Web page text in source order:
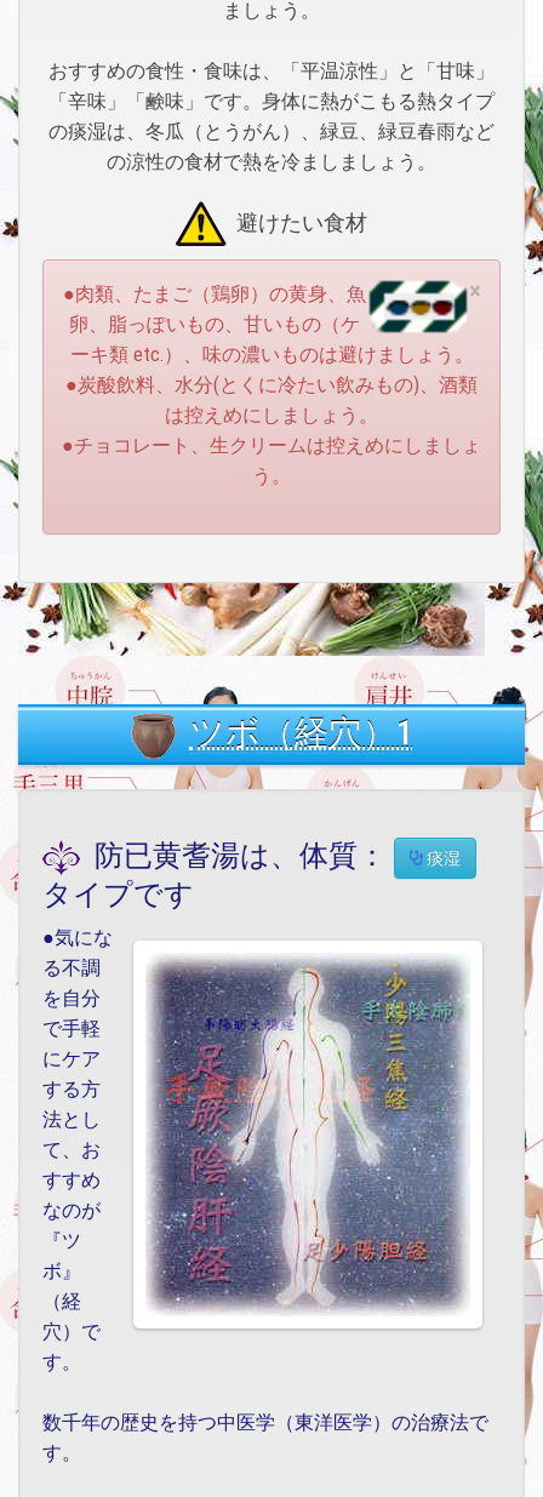
ましょう。
おすすめの食性・食味は、「平温涼性」と「甘味」
「辛味」「鹸味」です。身体に熱がこもる熱タイプ
の痰湿は、冬瓜（とうがん）、緑豆、緑豆春雨など
の涼性の食材で熱を冷ましましょう。
避けたい食材
×
●肉類、たまご（鶏卵）の黄身、魚
卵、脂っぽいもの、甘いもの（ケ
ーキ類 etc.）、味の濃いものは避けましょう。
●炭酸飲料、水分(とくに冷たい飲みもの)、酒類
は控えめにしましょう。
●チョコレート、生クリームは控えめにしましょ
う。
ツボ（経穴）1
防已黄耆湯は、体質： 痰湿
タイプです
●気にな
る不調
を自分
で手軽
にケア
する方
法とし
て、お
すすめ
なのが
『ツ
ボ』
（経
穴）で
す。
数千年の歴史を持つ中医学（東洋医学）の治療法で
す。